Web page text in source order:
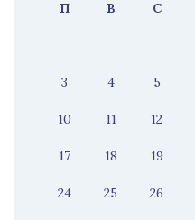
П В С
3 4 5
10 11 12
17 18 19
24 25 26